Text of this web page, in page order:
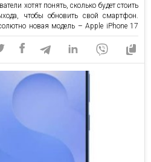
хотят понять, сколько будет стоить
чтобы обновить свой смартфон.
новая модель – Apple iPhone 17
Что такое iPhone 17 Air и почему